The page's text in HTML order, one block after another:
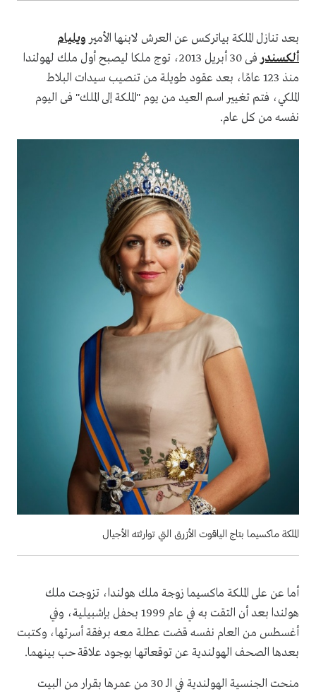
بعد تنازل الملكة بياتركس عن العرش لابنها الأمير ويليام
ألكسندر
فى 30 أبريل 2013، توج ملكا ليصبح أول ملك لهولندا
منذ 123 عامًا، بعد عقود طويلة من تنصيب سيدات البلاط
الملكي، فتم تغيير اسم العيد من يوم "الملكة إلى الملك" فى اليوم
نفسه من كل عام.
الملكة ماكسيما بتاج الياقوت الأزرق التي توارثته الأجيال
أما عن على الملكة ماكسيما زوجة ملك هولندا، تزوجت ملك
هولندا بعد أن التقت به في عام 1999 بحفل بإشبيلية، وفي
أغسطس من العام نفسه قضت عطلة معه برفقة أسرتها، وكتبت
بعدها الصحف الهولندية عن توقعاتها بوجود علاقة حب بينهما.
منحت الجنسية الهولندية في الـ 30 من عمرها بقرار من البيت